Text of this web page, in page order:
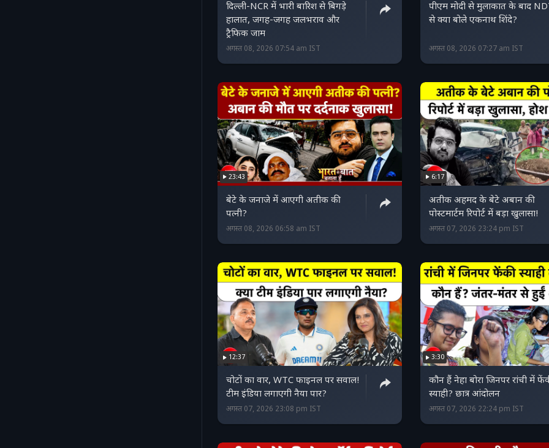
दिल्ली-NCR में भारी बारिश से बिगड़े
हालात, जगह-जगह जलभराव और
ट्रैफिक जाम
अगस्त 08, 2026 07:54 am IST
पीएम मोदी से मुलाकात के बाद
से क्या बोले एकनाथ शिंदे?
अगस्त 08, 2026 07:27 am IST
23:43
बेटे के जनाजे में आएगी अतीक की
पत्नी?
अगस्त 08, 2026 06:58 am IST
6:17
अतीक अहमद के बेटे अबान की
पोस्टमार्टम रिपोर्ट में बड़ा खुलासा!
अगस्त 07, 2026 23:24 pm IST
12:37
चोटों का वार, WTC फाइनल पर सवाल!
टीम इंडिया लगाएगी नैया पार?
अगस्त 07, 2026 23:08 pm IST
3:30
कौन हैं नेहा बोरा जिनपर रांची में
स्याही? छात्र आंदोलन
अगस्त 07, 2026 22:24 pm IST